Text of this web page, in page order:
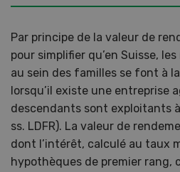
Par principe de la valeur de
pour simplifier qu’en Suisse,
au sein des familles se font à
lorsqu’il existe une entreprise
descendants sont exploitants
ss. LDFR). La valeur de
dont l’intérêt, calculé au taux
hypothèques de premier rang,